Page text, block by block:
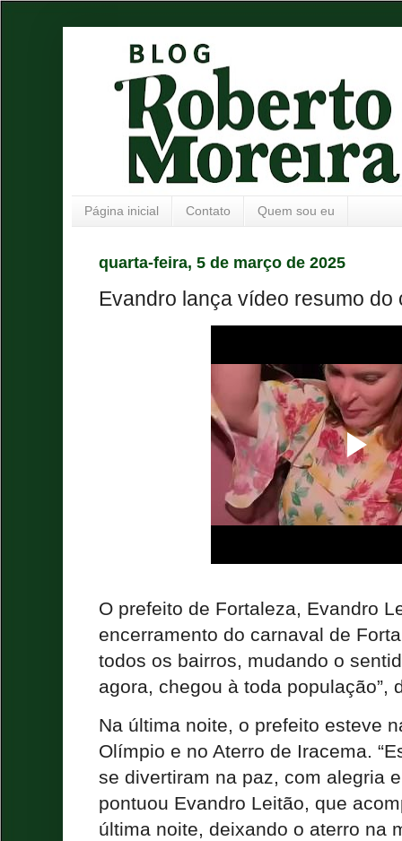
Página inicial Contato Quem sou eu
quarta-feira, 5 de março de 2025
Evandro lança vídeo resumo do
O prefeito de Fortaleza, Evandro
encerramento do carnaval de
todos os bairros, mudando o
agora, chegou à toda população”,
Na última noite, o prefeito esteve
Olímpio e no Aterro de Iracema.
se divertiram na paz, com alegria
pontuou Evandro Leitão, que
última noite, deixando o aterro na